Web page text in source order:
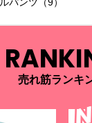
売れ筋ランキ